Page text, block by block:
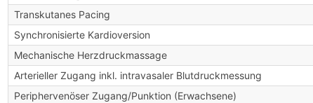
Transkutanes Pacing
Synchronisierte Kardioversion
Mechanische Herzdruckmassage
Arterieller Zugang inkl. intravasaler Blutdruckmessung
Periphervenöser Zugang/Punktion (Erwachsene)